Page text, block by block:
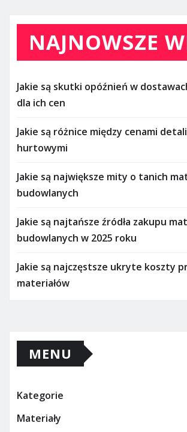
NAJNOWSZE
Jakie są skutki opóźnień w
dla ich cen
Jakie są różnice między cenami
hurtowymi
Jakie są największe mity o tanich
budowlanych
Jakie są najtańsze źródła zakupu
budowlanych w 2025 roku
Jakie są najczęstsze ukryte koszty
materiałów
MENU
Kategorie
Materiały